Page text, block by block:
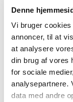
Denne
Vi bruger
annoncer, til at
at analysere
din brug af vores
for sociale
analysepartnere.
data med andre
et
en
tager
batterier.
Er
man